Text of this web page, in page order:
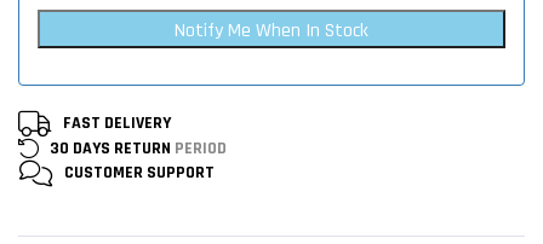
Notify Me When In Stock
FAST DELIVERY
30 DAYS RETURN PERIOD
CUSTOMER SUPPORT